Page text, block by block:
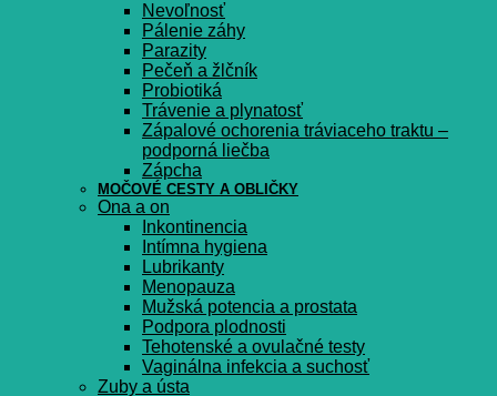
Nevoľnosť
Pálenie záhy
Parazity
Pečeň a žlčník
Probiotiká
Trávenie a plynatosť
Zápalové ochorenia tráviaceho traktu –
podporná liečba
Zápcha
MOČOVÉ CESTY A OBLIČKY
Ona a on
Inkontinencia
Intímna hygiena
Lubrikanty
Menopauza
Mužská potencia a prostata
Podpora plodnosti
Tehotenské a ovulačné testy
Vaginálna infekcia a suchosť
Zuby a ústa